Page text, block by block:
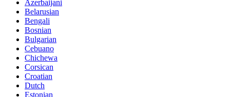
Azerbaijani
Belarusian
Bengali
Bosnian
Bulgarian
Cebuano
Chichewa
Corsican
Croatian
Dutch
Estonian